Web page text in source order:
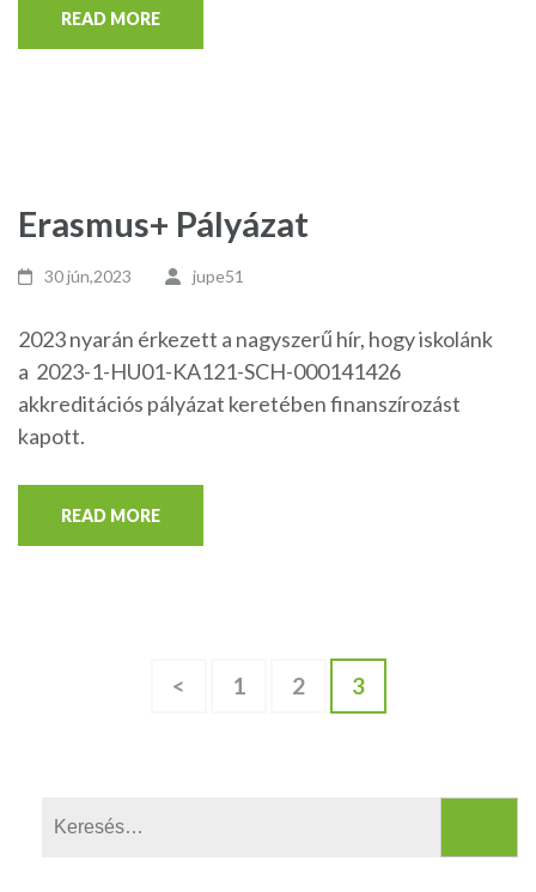
READ MORE
Erasmus+ Pályázat
30 jún,2023 jupe51
2023 nyarán érkezett a nagyszerű hír, hogy iskolánk
a 2023-1-HU01-KA121-SCH-000141426
akkreditációs pályázat keretében finanszírozást
kapott.
READ MORE
Bejegyzések
< Page
1 Page
2 Page
3